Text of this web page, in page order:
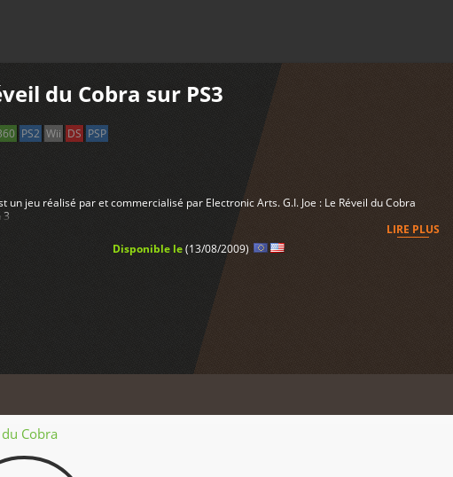
du Cobra sur PS3
PS2 Wii DS PSP
un jeu réalisé par et commercialisé par Electronic Arts. G.I. Joe : Le Réveil du Cobra
3
LIRE PLUS
Disponible le(13/08/2009)
du Cobra